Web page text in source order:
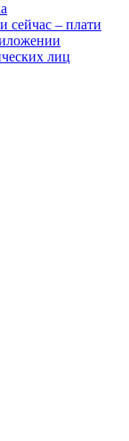
сейчас – плати
лиц